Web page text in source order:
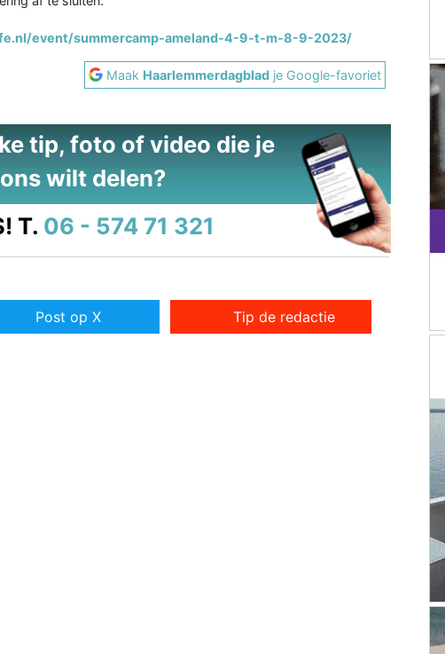
event/summercamp-ameland-4-9-t-m-8-9-2023/
Maak Haarlemmerdagblad je Google-favoriet
tip, foto of video die je
wilt delen?
T. 06 - 574 71 321
Post op X Tip de redactie